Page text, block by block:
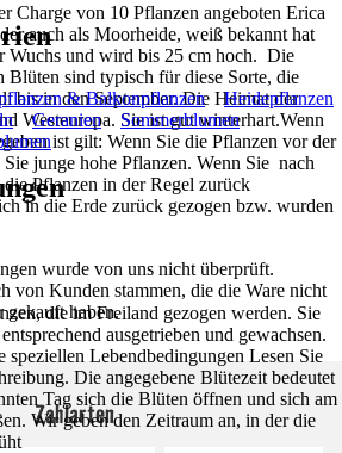
Charge von 10 Pflanzen angeboten Erica
auch als Moorheide, weiß bekannt hat
Wuchs und wird bis 25 cm hoch. Die
sind typisch für diese Sorte, die
bis in den September. Die Heimat der
Westeuropa. Sie ist gut winterhart.Wenn
ist gilt: Wenn Sie die Pflanzen vor der
junge hohe Pflanzen. Wenn Sie nach
Pflanzen in der Regel zurück
in die Erde zurück gezogen bzw. wurden
die im Freiland gezogen werden. Sie
ausgetrieben und gewachsen.
speziellen Lebendbedingungen Lesen Sie
Die angegebene Blütezeit bedeutet
Tag sich die Blüten öffnen und sich am
Wir geben den Zeitraum an, in der die
& Balkonpflanzen
Heidepflanzen
Geranien
Sommerblumen
wurde von uns nicht überprüft.
von Kunden stammen, die die Ware nicht
gekauft haben.
Zahlarten